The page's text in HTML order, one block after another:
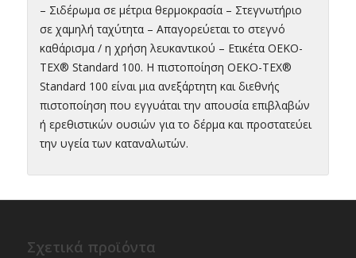
– Σιδέρωμα σε μέτρια θερμοκρασία – Στεγνωτήριο
σε χαμηλή ταχύτητα – Απαγορεύεται το στεγνό
καθάρισμα / η χρήση λευκαντικού – Ετικέτα OEKO-
TEX® Standard 100. Η πιστοποίηση OEKO-TEX®
Standard 100 είναι μια ανεξάρτητη και διεθνής
πιστοποίηση που εγγυάται την απουσία επιβλαβών
ή ερεθιστικών ουσιών για το δέρμα και προστατεύει
την υγεία των καταναλωτών.
Σχετικά προϊόντα